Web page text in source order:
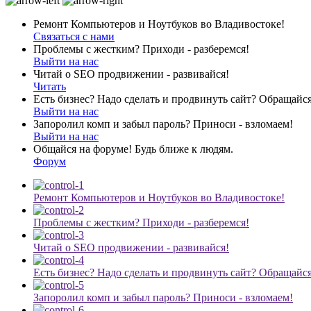
Ремонт Компьютеров и Ноутбуков во Владивостоке!
Связаться с нами
Проблемы с жестким? Приходи - разберемся!
Выйти на нас
Читай о SEO продвижении - развивайся!
Читать
Есть бизнес? Надо сделать и продвинуть сайт?
Выйти на нас
Запоролил комп и забыл пароль? Приноси - взломаем!
Выйти на нас
Общайся на форуме! Будь ближе к людям.
Форум
Ремонт Компьютеров и Ноутбуков во Владивостоке!
Проблемы с жестким? Приходи - разберемся!
Читай о SEO продвижении - развивайся!
Есть бизнес? Надо сделать и продвинуть сайт?
Запоролил комп и забыл пароль? Приноси - взломаем!